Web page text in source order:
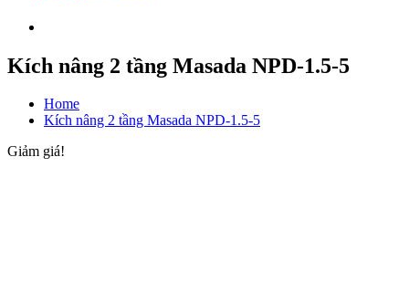
Kích nâng 2 tầng Masada NPD-1.5-5
Home
Kích nâng 2 tầng Masada NPD-1.5-5
Giảm giá!